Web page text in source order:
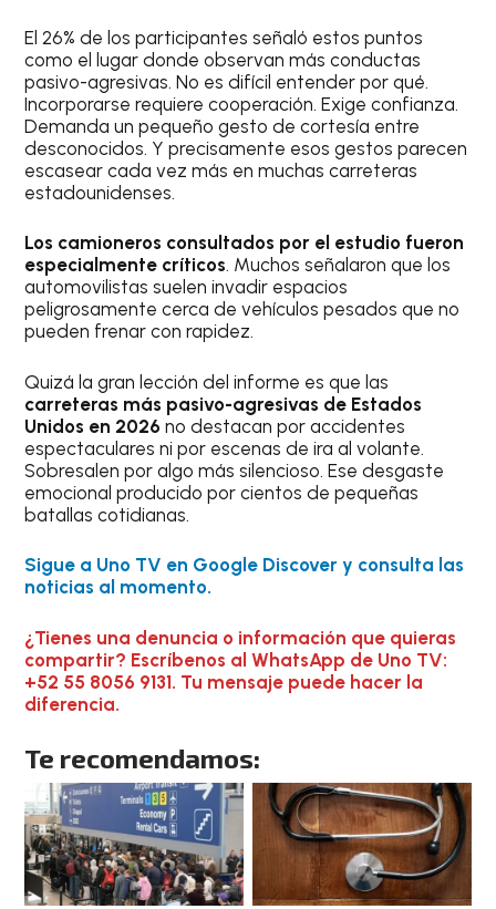
El 26% de los participantes señaló estos puntos
como el lugar donde observan más conductas
pasivo-agresivas. No es difícil entender por qué.
Incorporarse requiere cooperación. Exige confianza.
Demanda un pequeño gesto de cortesía entre
desconocidos. Y precisamente esos gestos parecen
escasear cada vez más en muchas carreteras
estadounidenses.
Los camioneros consultados por el estudio fueron
especialmente críticos. Muchos señalaron que los
automovilistas suelen invadir espacios
peligrosamente cerca de vehículos pesados que no
pueden frenar con rapidez.
Quizá la gran lección del informe es que las
carreteras más pasivo-agresivas de Estados
Unidos en 2026 no destacan por accidentes
espectaculares ni por escenas de ira al volante.
Sobresalen por algo más silencioso. Ese desgaste
emocional producido por cientos de pequeñas
batallas cotidianas.
Sigue a Uno TV en Google Discover y consulta las
noticias al momento.
¿Tienes una denuncia o información que quieras
compartir? Escríbenos al WhatsApp de Uno TV:
+52 55 8056 9131. Tu mensaje puede hacer la
diferencia.
Te recomendamos: